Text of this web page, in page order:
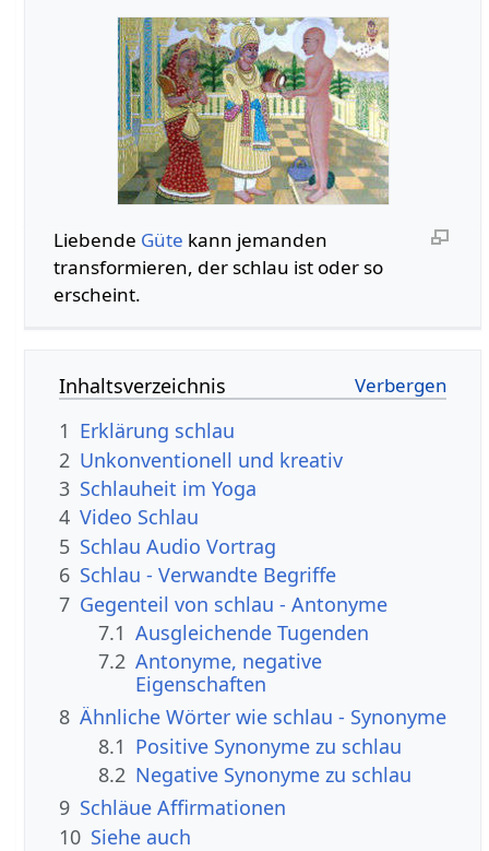
Liebende Güte kann jemanden
transformieren, der schlau ist oder so
erscheint.
Inhaltsverzeichnis
1 Erklärung schlau
2 Unkonventionell und kreativ
3 Schlauheit im Yoga
4 Video Schlau
5 Schlau Audio Vortrag
6 Schlau - Verwandte Begriffe
7 Gegenteil von schlau - Antonyme
7.1 Ausgleichende Tugenden
7.2 Antonyme, negative
Eigenschaften
8 Ähnliche Wörter wie schlau - Synonyme
8.1 Positive Synonyme zu schlau
8.2 Negative Synonyme zu schlau
9 Schläue Affirmationen
10 Siehe auch